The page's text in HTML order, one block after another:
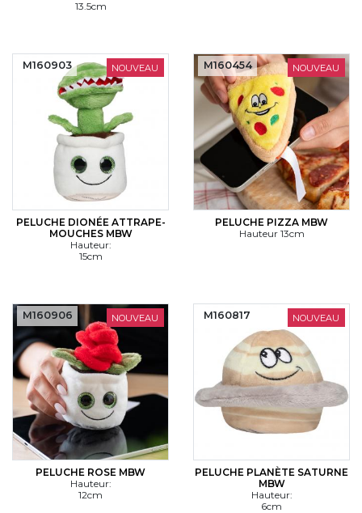
13.5cm
NOUVEAU
PELUCHE DIONÉE ATTRAPE-
MOUCHES MBW
Hauteur:
15cm
M160903 NOUVEAU
PELUCHE PIZZA MBW
Hauteur 13cm
M160454
NOUVEAU
PELUCHE ROSE MBW
Hauteur:
12cm
M160906 NOUVEAU
PELUCHE PLANÈTE SATURNE
MBW
Hauteur:
6cm
M160817